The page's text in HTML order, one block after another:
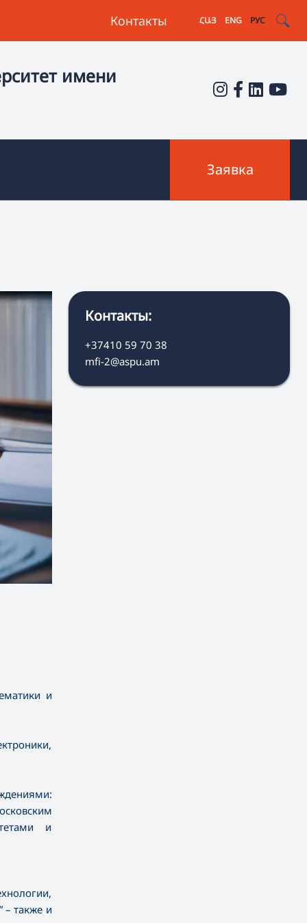
Контакты ՀԱՅ ENG РУС
имени
Заявка
и
и
– также и
Контакты:
+37410 59 70 38
mfi-2@aspu.am